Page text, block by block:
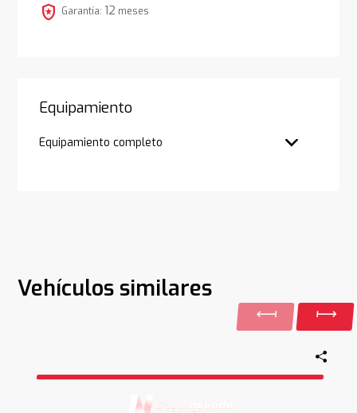
local_police Garantía: 12 meses
Equipamiento
Equipamiento completo
Vehículos similares